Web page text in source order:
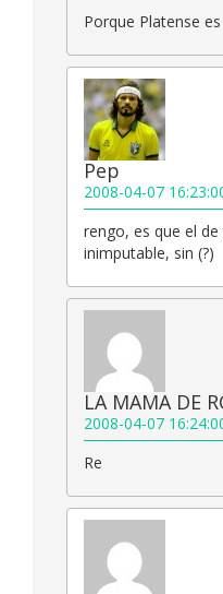
Porque Platense
Pep
2008-04-07
rengo, es que el
inimputable, sin (?)
LA MAMA DE
2008-04-07
Re